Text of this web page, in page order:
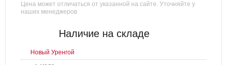
Цена может отличаться от указанной на сайте. Уточняйте у
наших менеджеров
Наличие на складе
Новый Уренгой